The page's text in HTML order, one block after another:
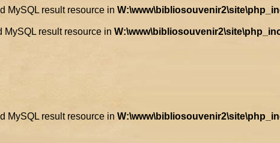
MySQL result resource in
result resource in
MySQL result resource in